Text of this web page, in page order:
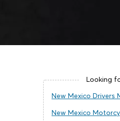
Looking
New Mexico Drivers
New Mexico